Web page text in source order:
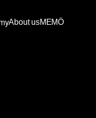
About usMEMÖ